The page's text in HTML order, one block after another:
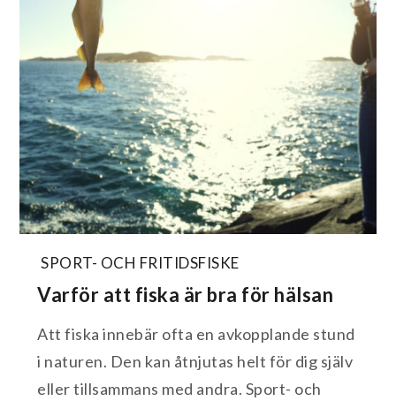
SPORT- OCH FRITIDSFISKE
Varför att fiska är bra för hälsan
Att fiska innebär ofta en avkopplande stund
i naturen. Den kan åtnjutas helt för dig själv
eller tillsammans med andra. Sport- och